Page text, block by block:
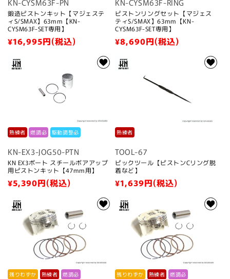
KN-CYSM63F-PN
鍛造ピストンキット【マジェステ
ィS/SMAX】63mm【KN-
CYSM63F-SET専用】
通
価
¥16,995円(税込)
KN-CYSM63F-RING
ピストンリングセット【マジェス
ティS/SMAX】63mm【KN-
CYSM63F-SET専用】
通
価
¥8,690円(税込)
熟練者 燃調必 駆動調整必
KN-EX3-JOG50-PTN
KN EX3ポート スチールボアアップ
用ピストンキット【47mm用】
通
価
¥5,390円(税込)
熟練者
TOOL-67
ピックツール【ピストンCリング脱
着など】
通
価
¥1,639円(税込)
残りわずか 熟練者 燃調必 残りわずか 熟練者 燃調必